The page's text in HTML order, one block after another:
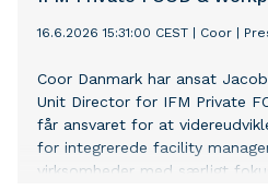
16.6.2026 15:31:00 CEST Coor
Coor Danmark har ansat
Unit Director for IFM Private
får ansvaret for at
for integrerede facility
virksomheder med særligt